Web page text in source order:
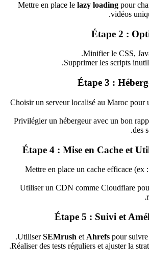
Mettre en place le lazy loading pour
vidéos
Étape 2 :
Minifier le CSS,
Supprimer les scripts
Étape 3 :
Choisir un serveur localisé au Maroc pour
Privilégier un hébergeur avec un bon
des
Étape 4 : Mise en Cache et
Mettre en place un cache efficace (ex
Utiliser un CDN comme Cloudflare
Étape 5 : Suivi et
UtiliserSEMrush et Ahrefs pour suivre
Réaliser des tests réguliers et ajuster la